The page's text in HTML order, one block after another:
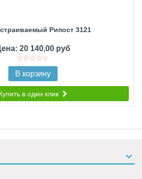
Рипост 3121
20 140,00 руб
В корзину
в один клик